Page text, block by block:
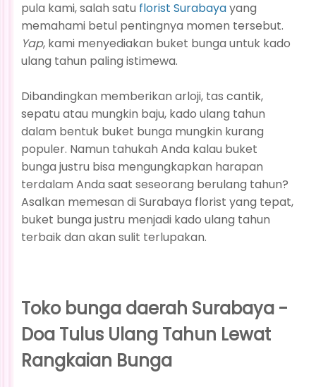
pula kami, salah satu florist Surabayayang
memahami betul pentingnya momen tersebut.
Yap, kami menyediakan buket bunga untuk kado
ulang tahun paling istimewa.
Dibandingkan memberikan arloji, tas cantik,
sepatu atau mungkin baju, kado ulang tahun
dalam bentuk buket bunga mungkin kurang
populer. Namun tahukah Anda kalau buket
bunga justru bisa mengungkapkan harapan
terdalam Anda saat seseorang berulang tahun?
Asalkan memesan di Surabaya florist yang tepat,
buket bunga justru menjadi kado ulang tahun
terbaik dan akan sulit terlupakan.
Toko bunga daerah Surabaya -
Doa Tulus Ulang Tahun Lewat
Rangkaian Bunga